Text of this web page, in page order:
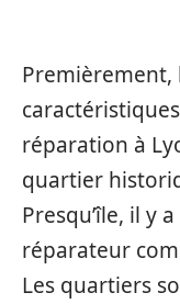
Premièrement,
réparation à
quartier
Presqu’île, il y
réparateur
Les quartiers